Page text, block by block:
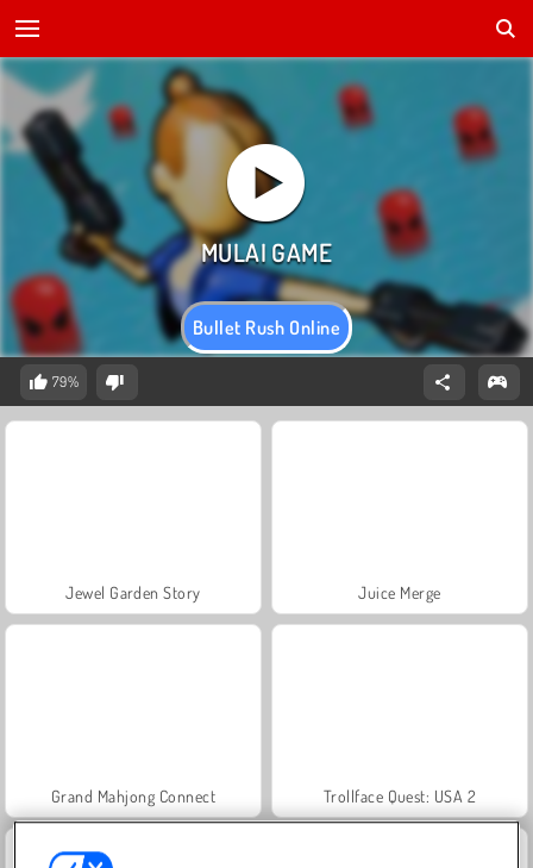
Bullet Rush Online
79%
Jewel Garden Story Juice Merge
Grand Mahjong Connect Trollface Quest: USA 2